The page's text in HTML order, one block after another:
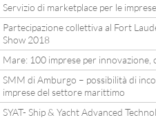
Servizio di marketplace per le imprese
Partecipazione collettiva al Fort
Show 2018
Mare: 100 imprese per innovazione,
SMM di Amburgo – possibilità di
imprese del settore marittimo
SYAT- Ship & Yacht Advanced